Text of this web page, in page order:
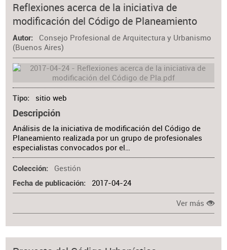
Reflexiones acerca de la iniciativa de
modificación del Código de Planeamiento
Autor
Consejo Profesional de Arquitectura y Urbanismo
(Buenos Aires)
Tipo sitio web
Descripción
Análisis de la iniciativa de modificación del Código de
Planeamiento realizada por un grupo de profesionales
especialistas convocados por el…
Colección Gestión
Fecha de publicación 2017-04-24
Ver más